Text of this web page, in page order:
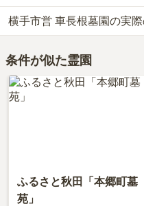
いただけます。
なお、横手市営 車長根墓園が
万円（墓石代別途）です。
お墓は、価格が高いものがよ
りません。大切なのは、ご家
きる場所を選ぶことです。
横手市営 車長根墓園への行き
詳細な行き方や送迎バスの有
をご確認ください。
横手市営 車長根墓園の実
横手市営 車長根墓園の口コミ
口コミはあくまで一つの目安
ご自身の目で雰囲気を確認し
条件が似た霊園
ふるさと秋田「本郷町墓
苑」